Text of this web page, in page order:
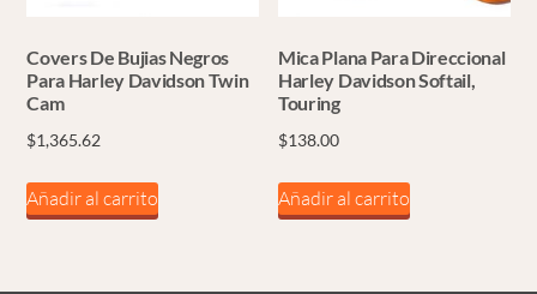
Covers De Bujias Negros
Para Harley Davidson Twin
Cam
$1,365.62
Añadir al carrito
Mica Plana Para Direccional
Harley Davidson Softail,
Touring
$138.00
Añadir al carrito